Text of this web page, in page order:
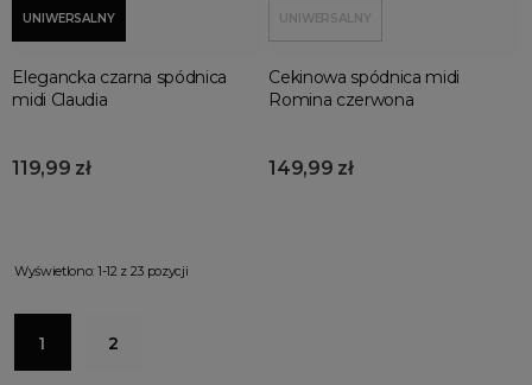
UNIWERSALNY
Elegancka czarna spódnica
midi Claudia
119,99 zł
UNIWERSALNY
Cekinowa spódnica midi
Romina czerwona
149,99 zł
Wyświetlono: 1-12 z 23 pozycji
1 2